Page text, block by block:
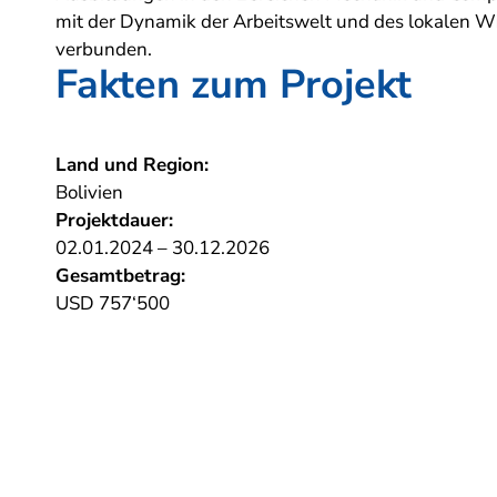
mit der Dynamik der Arbeitswelt und des lokalen
verbunden.
Fakten zum Projekt
Land und Region:
Bolivien
Projektdauer:
02.01.2024 – 30.12.2026
Gesamtbetrag:
USD 757‘500